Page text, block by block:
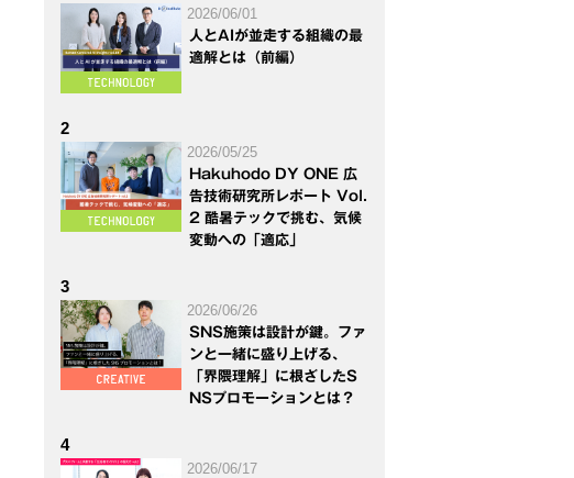
2026/06/01
人とAIが並走する組織の最
適解とは（前編）
2
2026/05/25
Hakuhodo DY ONE 広
告技術研究所レポート Vol.
2 酷暑テックで挑む、気候
変動への「適応」
3
2026/06/26
SNS施策は設計が鍵。ファ
ンと一緒に盛り上げる、
「界隈理解」に根ざしたS
NSプロモーションとは？
4
2026/06/17